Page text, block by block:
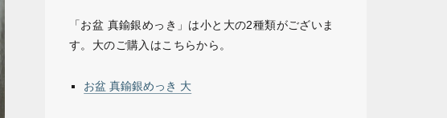
「お盆 真鍮銀めっき」は小と大の2種類がございま
す。大のご購入はこちらから。
お盆 真鍮銀めっき 大